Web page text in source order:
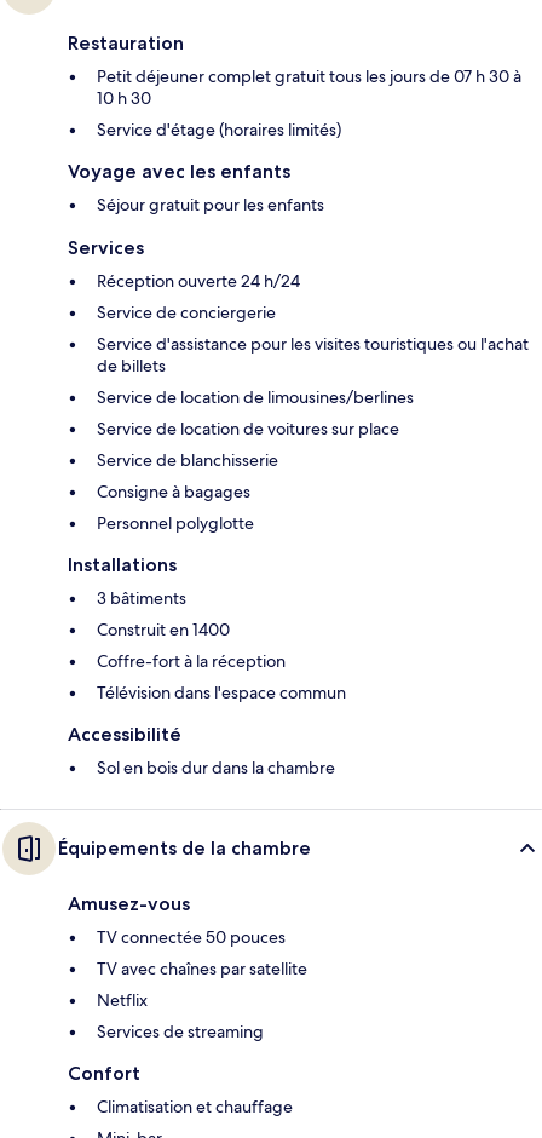
Restauration
Petit déjeuner complet gratuit tous les jours de 07 h 30 à
10 h 30
Service d'étage (horaires limités)
Voyage avec les enfants
Séjour gratuit pour les enfants
Services
Réception ouverte 24 h/24
Service de conciergerie
Service d'assistance pour les visites touristiques ou l'achat
de billets
Service de location de limousines/berlines
Service de location de voitures sur place
Service de blanchisserie
Consigne à bagages
Personnel polyglotte
Installations
3 bâtiments
Construit en 1400
Coffre-fort à la réception
Télévision dans l'espace commun
Accessibilité
Sol en bois dur dans la chambre
Équipements de la chambre
Amusez-vous
TV connectée 50 pouces
TV avec chaînes par satellite
Netflix
Services de streaming
Confort
Climatisation et chauffage